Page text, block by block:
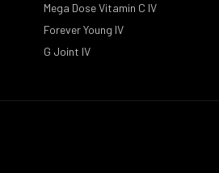
Mega Dose Vitamin C IV
Forever Young IV
G Joint IV